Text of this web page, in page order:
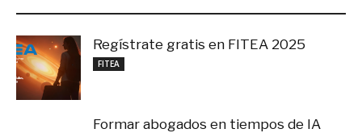
Regístrate gratis en FITEA 2025
FITEA
Formar abogados en tiempos de IA